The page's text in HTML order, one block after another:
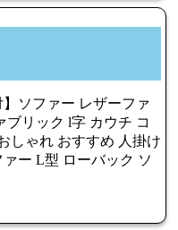
】ソファー レザーファ
ブリック l字 カウチ コ
しゃれ おすすめ 人掛け
ァー L型 ローバック ソ